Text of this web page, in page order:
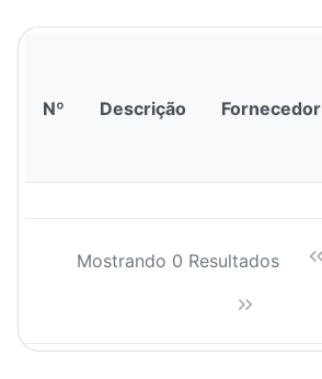
Nº Descrição Fornecedor
Mostrando 0 Resultados